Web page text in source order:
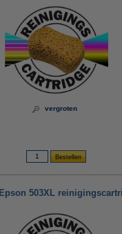
vergroten
Epson 503XL